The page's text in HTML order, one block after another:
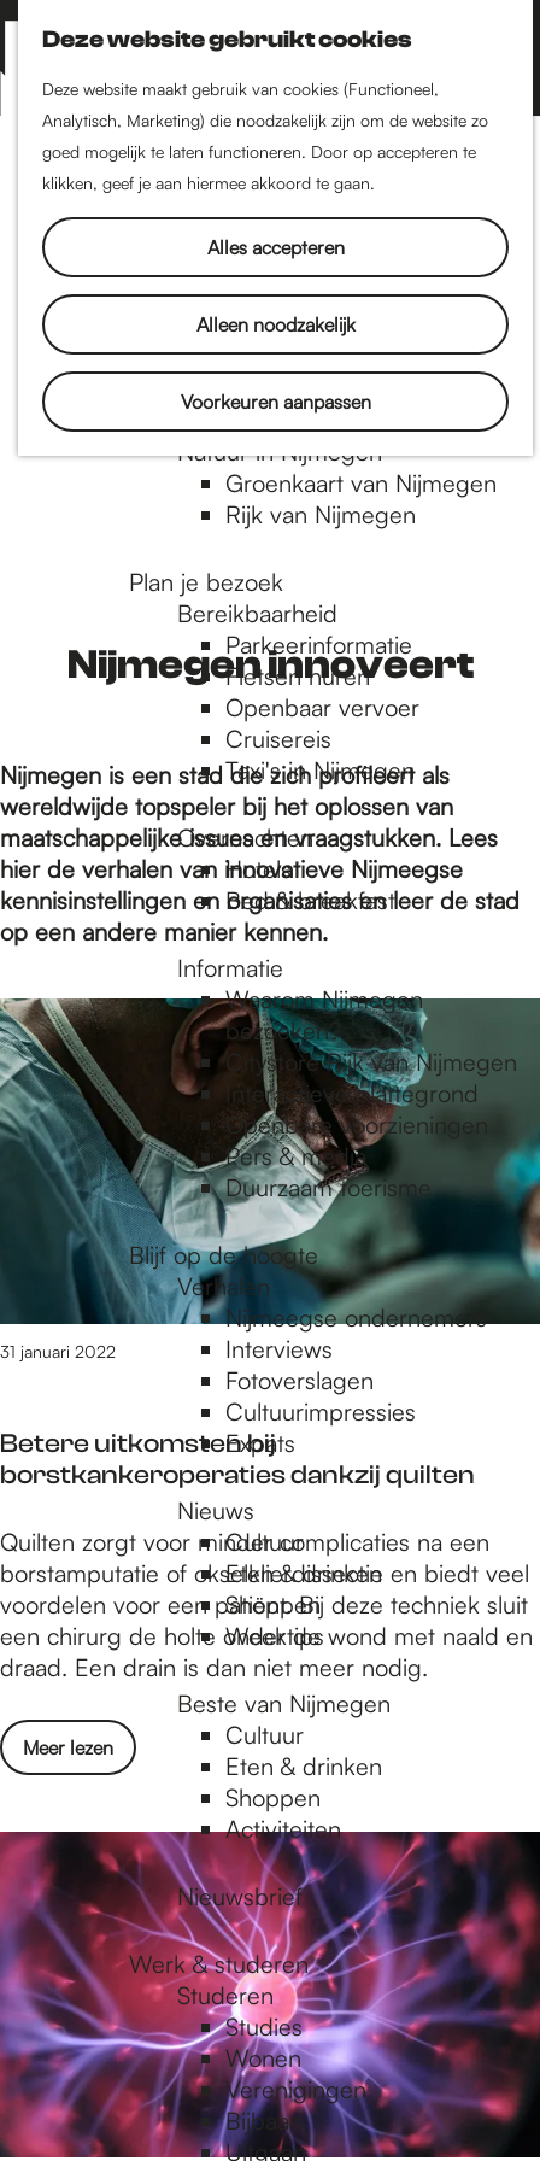
Deze website gebruikt cookies
Deze website maakt gebruik van cookies (Functioneel,
Analytisch, Marketing) die noodzakelijk zijn om de website zo
goed mogelijk te laten functioneren. Door op accepteren te
klikken, geef je aan hiermee akkoord te gaan.
Alles accepteren
Alleen noodzakelijk
Voorkeuren aanpassen
Z
o
e
k
e
K
a
a
r
t
M
e
n
Nijmegen-Nieuw-West
Dukenburg
Lindenholt
Historie
De oudste stad van
Nederland
Historische tijdlijn
Romeinse Limes
Vrede van Nijmegen
Penning
Natuur in Nijmegen
Groenkaart van Nijmegen
Rijk van Nijmegen
Plan je bezoek
Bereikbaarheid
Parkeerinformatie
Fietsen huren
Openbaar vervoer
Cruisereis
Taxi's in Nijmegen
Overnachten
Hotels
Bed & breakfast
Informatie
Waarom Nijmegen
bezoeken?
Citystore Rijk van Nijmegen
Interactieve plattegrond
Openbare voorzieningen
Pers & media
Duurzaam toerisme
Blijf op de hoogte
Verhalen
Nijmeegse ondernemers
Interviews
Fotoverslagen
Cultuurimpressies
Expats
Nieuws
Cultuur
Eten & drinken
Shoppen
Weektips
Beste van Nijmegen
Cultuur
Eten & drinken
Shoppen
Activiteiten
Nieuwsbrief
Werk & studeren
Studeren
Studies
Wonen
Verenigingen
Bijbaan
Uitgaan
Nijmegen innoveert
Nijmegen is een stad die zich profileert als
wereldwijde topspeler bij het oplossen van
maatschappelijke issues en vraagstukken. Lees
hier de verhalen van innovatieve Nijmeegse
kennisinstellingen en organisaties en leer de stad
op een andere manier kennen.
3
1
6
t
/
n
8
r
s
u
l
t
a
t
e
n
Betere uitkomsten bij
borstkankeroperaties dankzij quilten
31 januari 2022
B
e
t
e
r
u
i
o
s
e
n
b
i
j
b
Quilten zorgt voor minder complicaties na een
borstamputatie of okselklierdissectie en biedt veel
voordelen voor een patiënt. Bij deze techniek sluit
een chirurg de holte onder de wond met naald en
draad. Een drain is dan niet meer nodig.
Meer lezen
o
v
t
e
r
e
u
i
t
k